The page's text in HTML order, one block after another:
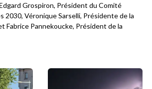
Grospiron, Président du Comité
2030, Véronique Sarselli, Présidente de la
Fabrice Pannekoucke, Président de la